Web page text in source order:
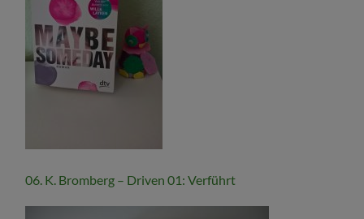
06. K. Bromberg – Driven 01: Verführt